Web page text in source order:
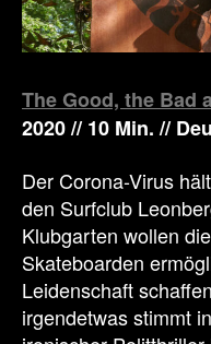
The Good, the Bad
2020 // 10 Min. //
Der Corona-Virus
den Surfclub
Klubgarten wollen
Skateboarden
Leidenschaft
irgendetwas stimmt